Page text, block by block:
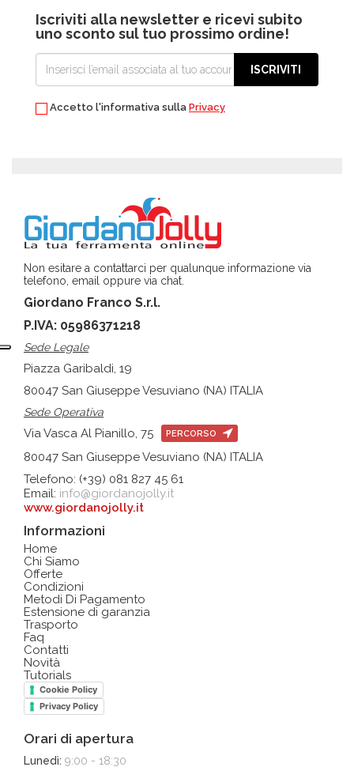
Iscriviti alla newsletter e ricevi subito
uno sconto sul tuo prossimo ordine!
ISCRIVITI
Accetto l'informativa sulla Privacy
Non esitare a contattarci per qualunque informazione via
telefono, email oppure via chat.
Giordano Franco S.r.l.
P.IVA: 05986371218
Sede Legale
Piazza Garibaldi, 19
80047 San Giuseppe Vesuviano (NA) ITALIA
Sede Operativa
Via Vasca Al Pianillo, 75 PERCORSO
80047 San Giuseppe Vesuviano (NA) ITALIA
Telefono: (+39) 081 827 45 61
Email: info@giordanojolly.it
www.giordanojolly.it
Informazioni
Home
Chi Siamo
Offerte
Condizioni
Metodi Di Pagamento
Estensione di garanzia
Trasporto
Faq
Contatti
Novità
Tutorials
Cookie Policy
Privacy Policy
Orari di apertura
Lunedì: 9:00 - 18:30